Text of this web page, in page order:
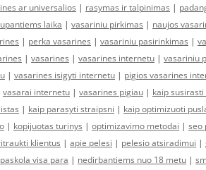
ar universalios | rasymas ir talpinimas |
laika | vasariniu pirkimas | naujos
| perka vasarines | vasariniu pasirinkimas |
| vasarines | vasarines internetu | vasariniu
| vasarines isigyti internetu | pigios vasarines
vasarai internetu | vasarines pigiau | kaip
| kaip parasyti straipsni | kaip optimizuoti
| kopijuotas turinys | optimizavimo metodai | seo
klientus | apie pelesi | pelesio atsiradimui |
paskola visa para | nedirbantiems nuo 18 metu |